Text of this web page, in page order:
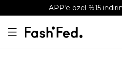
APP'e özel %15